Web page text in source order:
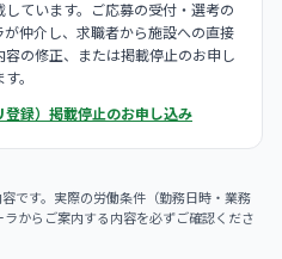
ています。ご応募の受付・選考の
仲介し、求職者から施設への直接
の修正、または掲載停止のお申し
。
録） 掲載停止のお申し込み
です。実際の労働条件（勤務日時・業務
からご案内する内容を必ずご確認くださ